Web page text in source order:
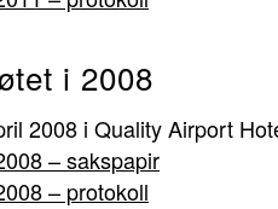
i 2008
2008 i Quality Airport
– sakspapir
– protokoll